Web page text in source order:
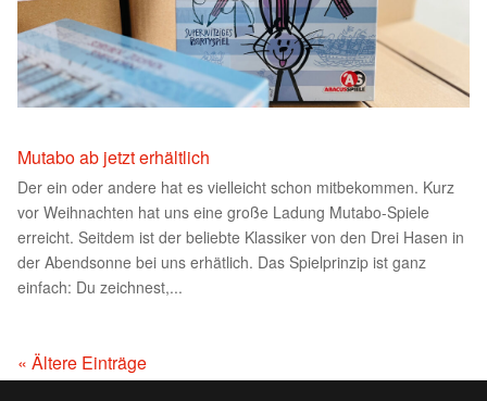
Mutabo ab jetzt erhältlich
Der ein oder andere hat es vielleicht schon mitbekommen. Kurz
vor Weihnachten hat uns eine große Ladung Mutabo-Spiele
erreicht. Seitdem ist der beliebte Klassiker von den Drei Hasen in
der Abendsonne bei uns erhätlich. Das Spielprinzip ist ganz
einfach: Du zeichnest,...
« Ältere Einträge